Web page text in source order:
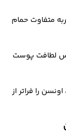
متفاوت حمام
لطافت پوست
را فراتر از